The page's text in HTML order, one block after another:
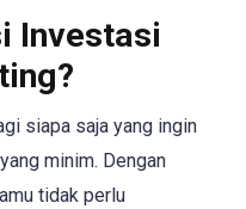
Investasi
siapa saja yang ingin
minim. Dengan
tidak perlu